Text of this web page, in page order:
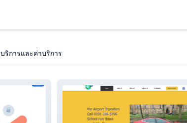
บริการและค่าบริการ